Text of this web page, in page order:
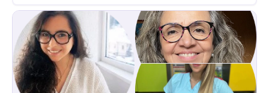
sintiéndote sostenida, acompañada y más segura de quién
eres. Mi misión es ayudarte a ordenar tu mundo interior, sanar
lo que aún pesa, fortalecer tu autoestima, transformar la
relación contigo misma y con quienes amas, y enseñarte
herramientas prácticas para navegar la vida familiar con amor,
límites sanos, serenidad y propósito. Trabajo desde una
mirada integral donde la mente, las emociones, la historia